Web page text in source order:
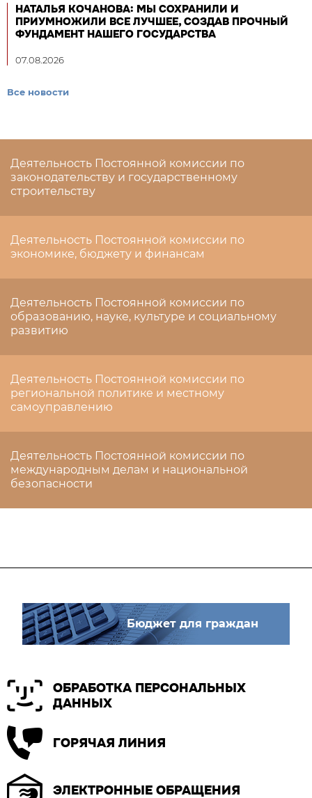
НАТАЛЬЯ КОЧАНОВА: МЫ СОХРАНИЛИ И
ПРИУМНОЖИЛИ ВСЕ ЛУЧШЕЕ, СОЗДАВ ПРОЧНЫЙ
ФУНДАМЕНТ НАШЕГО ГОСУДАРСТВА
07.08.2026
Все новости
Деятельность Постоянной комиссии по
законодательству и государственному
строительству
Деятельность Постоянной комиссии по
экономике, бюджету и финансам
Деятельность Постоянной комиссии по
образованию, науке, культуре и социальному
развитию
Деятельность Постоянной комиссии по
региональной политике и местному
самоуправлению
Деятельность Постоянной комиссии по
международным делам и национальной
безопасности
Бюджет для граждан
ОБРАБОТКА ПЕРСОНАЛЬНЫХ
ДАННЫХ
ГОРЯЧАЯ ЛИНИЯ
ЭЛЕКТРОННЫЕ ОБРАЩЕНИЯ